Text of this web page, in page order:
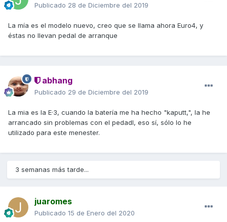
Publicado 28 de Diciembre del 2019
La mía es el modelo nuevo, creo que se llama ahora Euro4, y
éstas no llevan pedal de arranque
abhang
Publicado 29 de Diciembre del 2019
La mia es la E·3, cuando la batería me ha hecho "kaputt,", la he
arrancado sin problemas con el pedadl, eso sí, sólo lo he
utilizado para este menester.
3 semanas más tarde...
juaromes
Publicado 15 de Enero del 2020